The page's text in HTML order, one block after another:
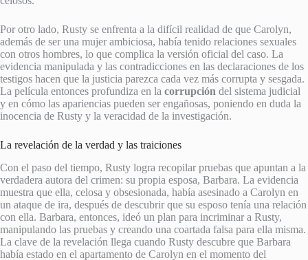
Por otro lado, Rusty se enfrenta a la difícil realidad de que Carolyn,
además de ser una mujer ambiciosa, había tenido relaciones sexuales
con otros hombres, lo que complica la versión oficial del caso. La
evidencia manipulada y las contradicciones en las declaraciones de los
testigos hacen que la justicia parezca cada vez más corrupta y sesgada.
La película entonces profundiza en la corrupción del sistema judicial
y en cómo las apariencias pueden ser engañosas, poniendo en duda la
inocencia de Rusty y la veracidad de la investigación.
La revelación de la verdad y las traiciones
Con el paso del tiempo, Rusty logra recopilar pruebas que apuntan a la
verdadera autora del crimen: su propia esposa, Barbara. La evidencia
muestra que ella, celosa y obsesionada, había asesinado a Carolyn en
un ataque de ira, después de descubrir que su esposo tenía una relación
con ella. Barbara, entonces, ideó un plan para incriminar a Rusty,
manipulando las pruebas y creando una coartada falsa para ella misma.
La clave de la revelación llega cuando Rusty descubre que Barbara
había estado en el apartamento de Carolyn en el momento del